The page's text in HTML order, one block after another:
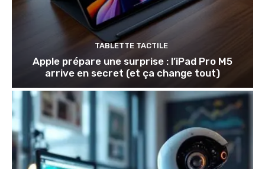
TABLETTE TACTILE
Apple prépare une surprise : l’iPad Pro M5
arrive en secret (et ça change tout)